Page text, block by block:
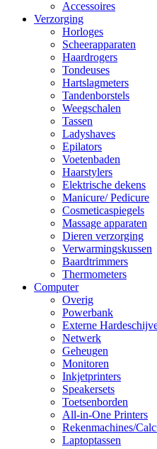
Accessoires
Verzorging
Horloges
Scheerapparaten
Haardrogers
Tondeuses
Hartslagmeters
Tandenborstels
Weegschalen
Tassen
Ladyshaves
Epilators
Voetenbaden
Haarstylers
Elektrische dekens
Manicure/ Pedicure
Cosmeticaspiegels
Massage apparaten
Dieren verzorging
Verwarmingskussen
Baardtrimmers
Thermometers
Computer
Overig
Powerbank
Externe
Netwerk
Geheugen
Monitoren
Inkjetprinters
Speakersets
Toetsenborden
All-in-One Printers
Rekenmachines/
Laptoptassen